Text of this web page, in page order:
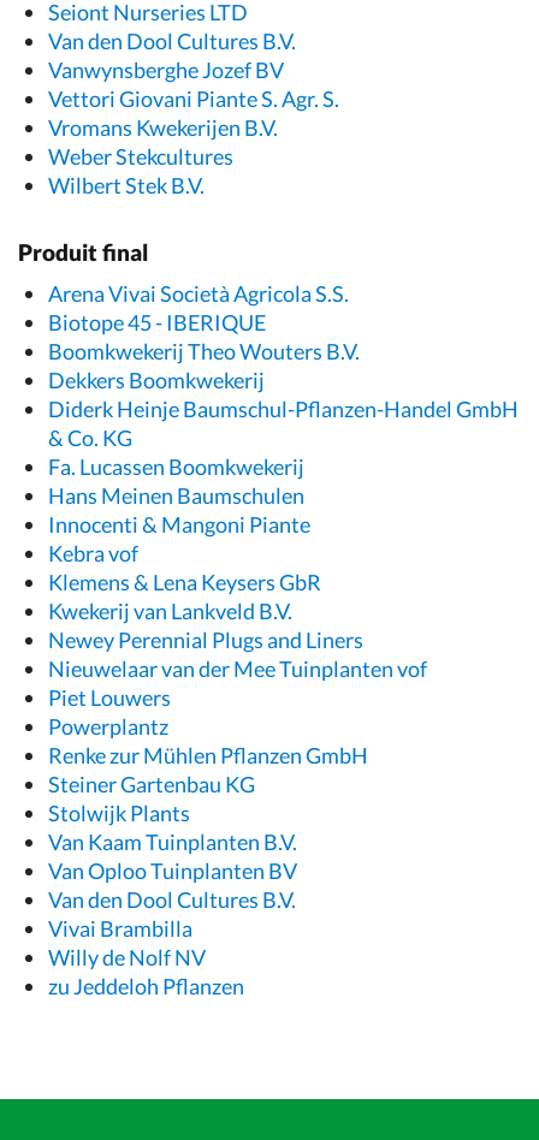
Seiont Nurseries LTD
Van den Dool Cultures B.V.
Vanwynsberghe Jozef BV
Vettori Giovani Piante S. Agr. S.
Vromans Kwekerijen B.V.
Weber Stekcultures
Wilbert Stek B.V.
Produit final
Arena Vivai Società Agricola S.S.
Biotope 45 - IBERIQUE
Boomkwekerij Theo Wouters B.V.
Dekkers Boomkwekerij
Diderk Heinje Baumschul-Pflanzen-Handel GmbH
& Co. KG
Fa. Lucassen Boomkwekerij
Hans Meinen Baumschulen
Innocenti & Mangoni Piante
Kebra vof
Klemens & Lena Keysers GbR
Kwekerij van Lankveld B.V.
Newey Perennial Plugs and Liners
Nieuwelaar van der Mee Tuinplanten vof
Piet Louwers
Powerplantz
Renke zur Mühlen Pflanzen GmbH
Steiner Gartenbau KG
Stolwijk Plants
Van Kaam Tuinplanten B.V.
Van Oploo Tuinplanten BV
Van den Dool Cultures B.V.
Vivai Brambilla
Willy de Nolf NV
zu Jeddeloh Pflanzen